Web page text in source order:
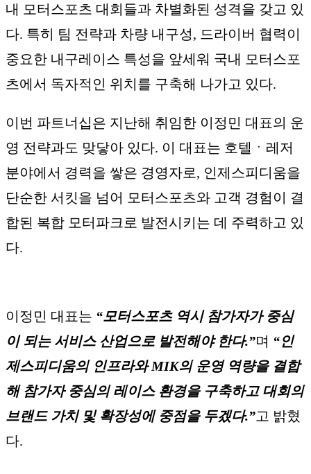
내 모터스포츠 대회들과 차별화된 성격을 갖고 있
다. 특히 팀 전략과 차량 내구성, 드라이버 협력이
중요한 내구레이스 특성을 앞세워 국내 모터스포
츠에서 독자적인 위치를 구축해 나가고 있다.
이번 파트너십은 지난해 취임한 이정민 대표의 운
영 전략과도 맞닿아 있다. 이 대표는 호텔ㆍ레저
분야에서 경력을 쌓은 경영자로, 인제스피디움을
단순한 서킷을 넘어 모터스포츠와 고객 경험이 결
합된 복합 모터파크로 발전시키는 데 주력하고 있
다.
이정민 대표는 “모터스포츠 역시 참가자가 중심
이 되는 서비스 산업으로 발전해야 한다.”며 “인
제스피디움의 인프라와 MIK의 운영 역량을 결합
해 참가자 중심의 레이스 환경을 구축하고 대회의
브랜드 가치 및 확장성에 중점을 두겠다.”고 밝혔
다.